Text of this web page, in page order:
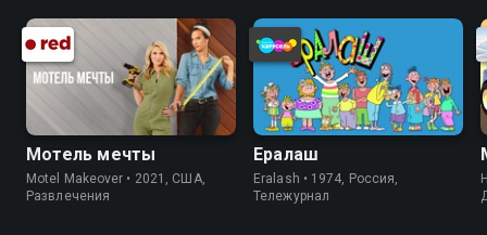
Мотель мечты
Motel Makeover • 2021, США,
Развлечения
Ералаш
Eralash • 1974, Россия,
Тележурнал